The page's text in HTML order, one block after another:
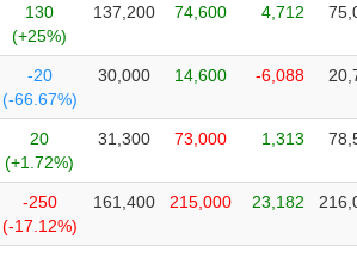
130
(+25%)
137,200 74,600 4,712
-20
(-66.67%)
30,000 14,600 -6,088
20
(+1.72%)
31,300 73,000 1,313
-250
(-17.12%)
161,400 215,000 23,182